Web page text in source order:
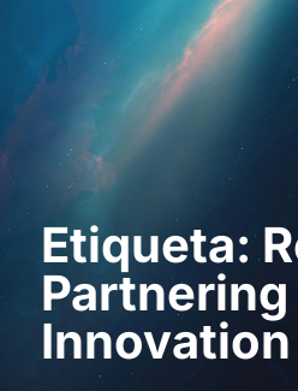
Etiqueta: